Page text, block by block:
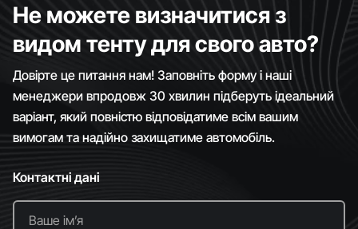
Не можете визначитися з
видом тенту для свого авто?
Довірте це питання нам! Заповніть форму і наші
менеджери впродовж 30 хвилин підберуть ідеальний
варіант, який повністю відповідатиме всім вашим
вимогам та надійно захищатиме автомобіль.
Контактні дані
Ваше імʼя